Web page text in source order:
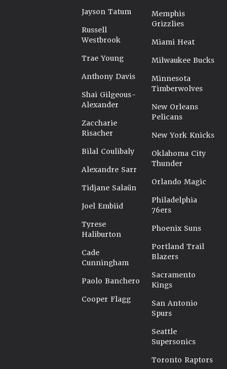
Jayson Tatum
Russell
Westbrook
Trae Young
Anthony Davis
Shai Gilgeous-
Alexander
Zaccharie
Risacher
Bilal Coulibaly
Alexandre Sarr
Tidjane Salaün
Joel Embiid
Tyrese
Haliburton
Cade
Cunningham
Paolo Banchero
Cooper Flagg
Memphis
Grizzlies
Miami Heat
Milwaukee Bucks
Minnesota
Timberwolves
New Orleans
Pelicans
New York Knicks
Oklahoma City
Thunder
Orlando Magic
Philadelphia
76ers
Phoenix Suns
Portland Trail
Blazers
Sacramento
Kings
San Antonio
Spurs
Seattle
Supersonics
Toronto Raptors